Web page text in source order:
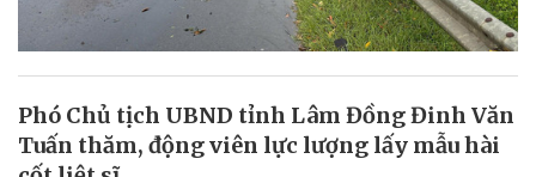
Phó Chủ tịch UBND tỉnh Lâm Đồng Đinh Văn
Tuấn thăm, động viên lực lượng lấy mẫu hài